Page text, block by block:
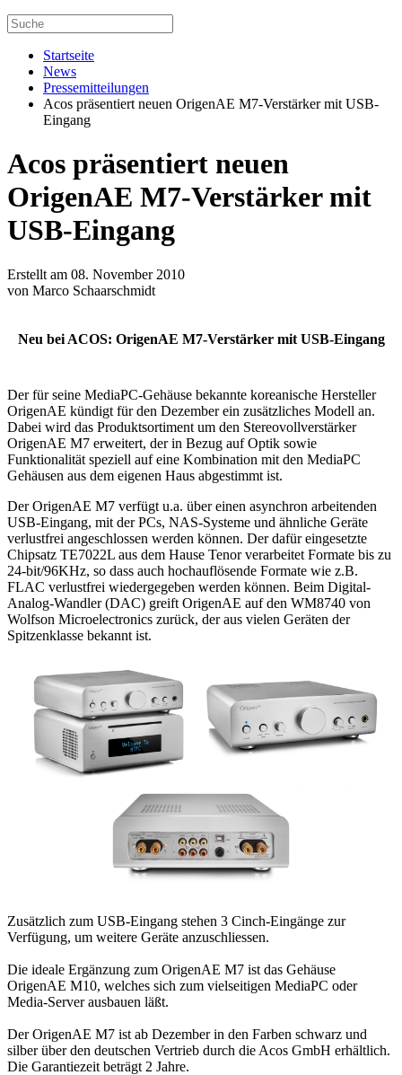
Startseite
News
Pressemitteilungen
Acos präsentiert neuen OrigenAE M7-Verstärker mit USB-
Eingang
Acos präsentiert neuen
OrigenAE M7-Verstärker mit
USB-Eingang
Erstellt am 08. November 2010
von Marco Schaarschmidt
Neu bei ACOS: OrigenAE M7-Verstärker mit USB-Eingang
Der für seine MediaPC-Gehäuse bekannte koreanische Hersteller
OrigenAE kündigt für den Dezember ein zusätzliches Modell an.
Dabei wird das Produktsortiment um den Stereovollverstärker
OrigenAE M7 erweitert, der in Bezug auf Optik sowie
Funktionalität speziell auf eine Kombination mit den MediaPC
Gehäusen aus dem eigenen Haus abgestimmt ist.
Der OrigenAE M7 verfügt u.a. über einen asynchron arbeitenden
USB-Eingang, mit der PCs, NAS-Systeme und ähnliche Geräte
verlustfrei angeschlossen werden können. Der dafür eingesetzte
Chipsatz TE7022L aus dem Hause Tenor verarbeitet Formate bis zu
24-bit/96KHz, so dass auch hochauflösende Formate wie z.B.
FLAC verlustfrei wiedergegeben werden können. Beim Digital-
Analog-Wandler (DAC) greift OrigenAE auf den WM8740 von
Wolfson Microelectronics zurück, der aus vielen Geräten der
Spitzenklasse bekannt ist.
Zusätzlich zum USB-Eingang stehen 3 Cinch-Eingänge zur
Verfügung, um weitere Geräte anzuschliessen.
Die ideale Ergänzung zum OrigenAE M7 ist das Gehäuse
OrigenAE M10, welches sich zum vielseitigen MediaPC oder
Media-Server ausbauen läßt.
Der OrigenAE M7 ist ab Dezember in den Farben schwarz und
silber über den deutschen Vertrieb durch die Acos GmbH erhältlich.
Die Garantiezeit beträgt 2 Jahre.